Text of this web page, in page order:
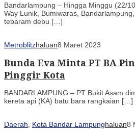
Bandarlampung – Hingga Minggu (22/
Way Lunik, Bumiwaras,
tebaram debu […]
Metroblitzhaluan8 Maret 2023
Bunda Eva Minta PT BA
Pinggir Kota
BANDARLAMPUNG – PT Bukit Asam
kereta api (KA) batu bara rangkaian […]
Daerah Kota Bandar Lampunghaluan8